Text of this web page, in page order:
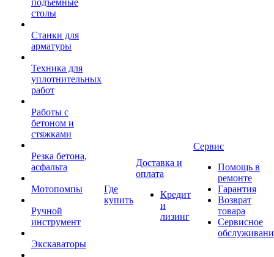
подъемные
столы
Станки для
арматуры
Техника для
уплотнительных
работ
Работы с
бетоном и
стяжками
Резка бетона,
асфальта
Мотопомпы
Ручной
инструмент
Экскаваторы
Где
купить
Доставка и
оплата
Кредит
и
лизинг
Сервис
Помощь в
ремонте
Гарантия
Возврат
товара
Сервисное